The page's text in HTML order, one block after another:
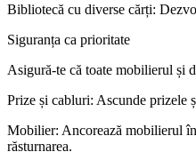
Bibliotecă cu diverse cărți:
Siguranța ca prioritate
Asigură-te că toate mobilierul și
Prize și cabluri: Ascunde prizele
Mobilier: Ancorează mobilierul
răsturnarea.